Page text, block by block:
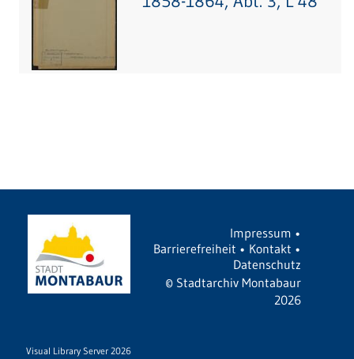
Impressum •
Barrierefreiheit • Kontakt •
Datenschutz
© Stadtarchiv Montabaur
2026
Visual Library Server 2026